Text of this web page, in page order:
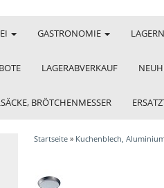
GASTRONOMIE
LAGERABVERKAUF
BRÖTCHENMESSER
Startseite» Kuchenblech,